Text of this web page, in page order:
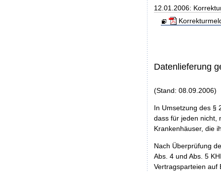
12.01.2006:
Datenlieferung
(Stand: 08.09.2006)
In Umsetzung des §
dass für jeden nicht,
Krankenhäuser, die
Nach Überprüfung
Abs. 4 und Abs. 5
Vertragsparteien auf